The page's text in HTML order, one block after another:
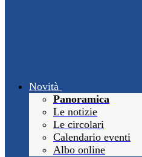
Novità
Panoramica
Le notizie
Le circolari
Calendario eventi
Albo online